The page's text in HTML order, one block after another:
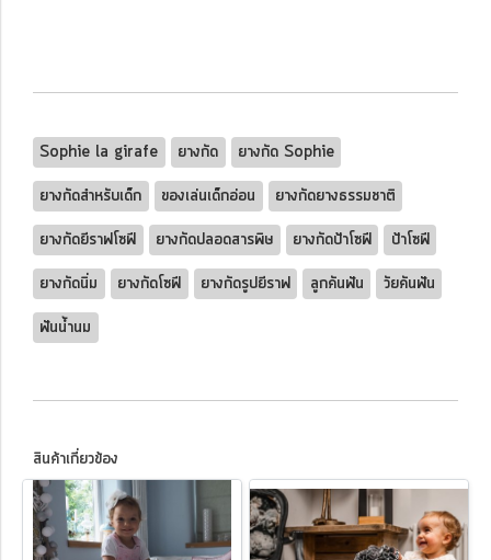
Sophie la girafe ยางกัด
ยางกัด Sophie
ยางกัดสำหรับเด็ก
ของเล่นเด็กอ่อน
ยางกัดยางธรรมชาติ
ยางกัดยีราฟโซฟี
ยางกัดปลอดสารพิษ ยางกัดป้าโซฟี
ป้าโซฟี
ยางกัดนิ่ม
ยางกัดโซฟี ยางกัดรูปยีราฟ ลูกคันฟัน
วัยคันฟัน
ฟันน้ำนม
สินค้าเกี่ยวข้อง